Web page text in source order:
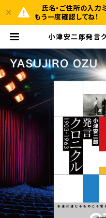
氏名・ご住所の入力
もう一度確認してね！
小津安二郎発言